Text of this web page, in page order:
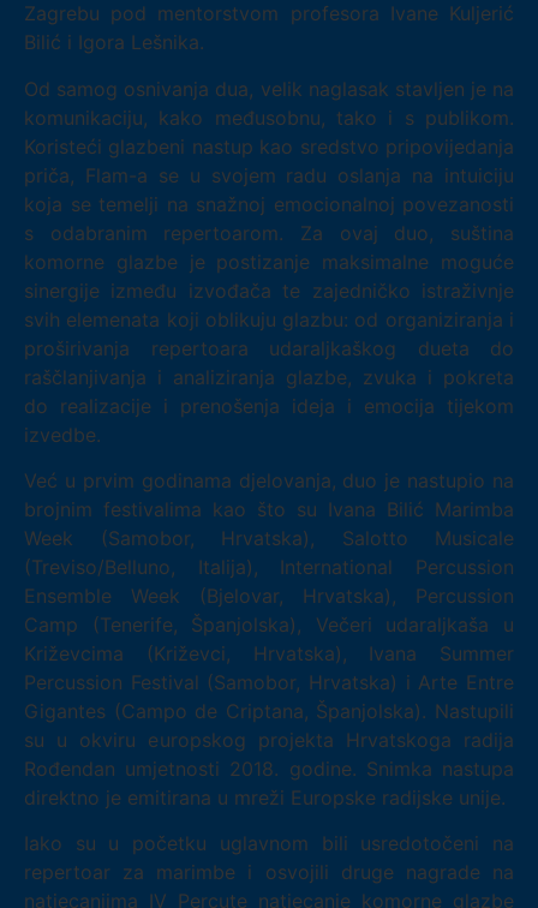
Zagrebu pod mentorstvom profesora Ivane Kuljerić
Bilić i Igora Lešnika.
Od samog osnivanja dua, velik naglasak stavljen je na
komunikaciju, kako međusobnu, tako i s publikom.
Koristeći glazbeni nastup kao sredstvo pripovijedanja
priča, Flam-a se u svojem radu oslanja na intuiciju
koja se temelji na snažnoj emocionalnoj povezanosti
s odabranim repertoarom. Za ovaj duo, suština
komorne glazbe je postizanje maksimalne moguće
sinergije između izvođača te zajedničko istraživnje
svih elemenata koji oblikuju glazbu: od organiziranja i
proširivanja repertoara udaraljkaškog dueta do
raščlanjivanja i analiziranja glazbe, zvuka i pokreta
do realizacije i prenošenja ideja i emocija tijekom
izvedbe.
Već u prvim godinama djelovanja, duo je nastupio na
brojnim festivalima kao što su Ivana Bilić Marimba
Week (Samobor, Hrvatska), Salotto Musicale
(Treviso/Belluno, Italija), International Percussion
Ensemble Week (Bjelovar, Hrvatska), Percussion
Camp (Tenerife, Španjolska), Večeri udaraljkaša u
Križevcima (Križevci, Hrvatska), Ivana Summer
Percussion Festival (Samobor, Hrvatska) i Arte Entre
Gigantes (Campo de Criptana, Španjolska). Nastupili
su u okviru europskog projekta Hrvatskoga radija
Rođendan umjetnosti 2018. godine. Snimka nastupa
direktno je emitirana u mreži Europske radijske unije.
Iako su u početku uglavnom bili usredotočeni na
repertoar za marimbe i osvojili druge nagrade na
natjecanjima IV Percute natjecanje komorne glazbe